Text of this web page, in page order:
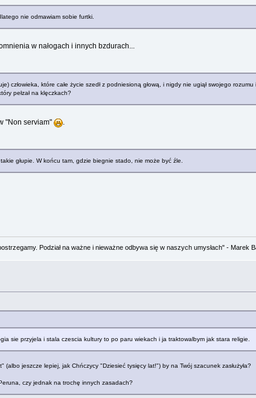
nie odmawiam sobie furtki.
w nałogach i innych bzdurach...
człowieka, które całe życie szedł z podniesioną głową, i nigdy nie ugiął swojego
pełzał na klęczkach?
"Non serviam" .
głupie. W końcu tam, gdzie biegnie stado, nie może być źle.
Podział na ważne i nieważne odbywa się w naszych umysłach" - Marek
sie przyjela i stala czescia kultury to po paru wiekach i ja traktowalbym jak stara religie.
jeszcze lepiej, jak Chńczycy "Dziesieć tysięcy lat!") by na Twój szacunek zasłużyła?
czy jednak na trochę innych zasadach?